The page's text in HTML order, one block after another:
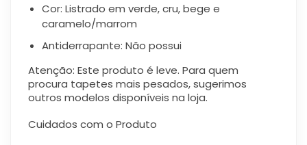
Cor: Listrado em verde, cru, bege e
caramelo/marrom
Antiderrapante: Não possui
Atenção: Este produto é leve. Para quem
procura tapetes mais pesados, sugerimos
outros modelos disponíveis na loja.
Cuidados com o Produto